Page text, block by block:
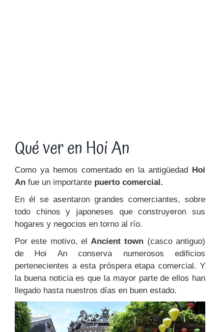
Qué ver en Hoi An
Como ya hemos comentado en la antigüedad Hoi
An fue un importante puerto comercial.
En él se asentaron grandes comerciantes, sobre
todo chinos y japoneses que construyeron sus
hogares y negocios en torno al río.
Por este motivo, el Ancient town (casco antiguo)
de Hoi An conserva numerosos edificios
pertenecientes a esta próspera etapa comercial. Y
la buena noticia es que la mayor parte de ellos han
llegado hasta nuestros días en buen estado.